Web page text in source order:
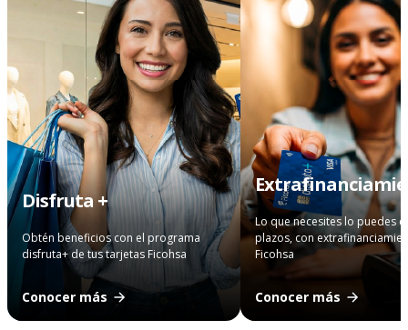
Disfruta +
Obtén beneficios con el programa
disfruta+ de tus tarjetas Ficohsa
Conocer más
Lo que necesites lo puedes
plazos, con
Ficohsa
Conocer más